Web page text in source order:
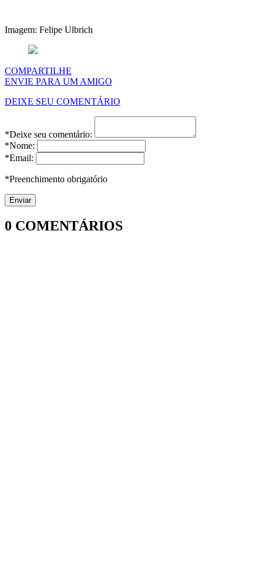
Imagem: Felipe Ulbrich
COMPARTILHE
ENVIE PARA UM AMIGO
DEIXE SEU COMENTÁRIO
*Deixe seu comentário:
*Nome:
*Email:
*Preenchimento obrigatório
0 COMENTÁRIOS